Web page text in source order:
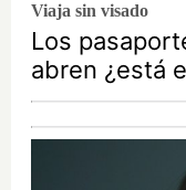
Viaja sin visado
Los
abren ¿está